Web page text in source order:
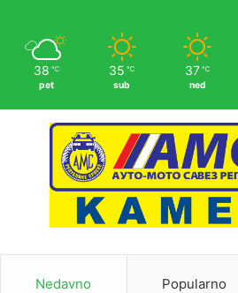
38 ℃
pet
35 ℃
sub
37 ℃
ned
Nedavno Popularno